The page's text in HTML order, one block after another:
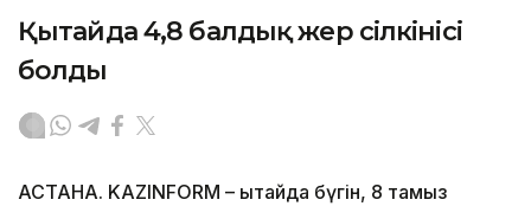
Қытайда 4,8 балдық жер сілкінісі
болды
АСТАНА. KAZINFORM – Қытайда бүгін, 8 тамыз